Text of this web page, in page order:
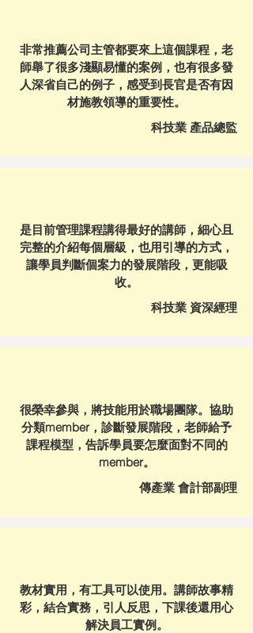
非常推薦公司主管都要來上這個課程，老
師舉了很多淺顯易懂的案例，也有很多發
人深省自己的例子，感受到長官是否有因
材施教領導的重要性。
科技業 產品總監
是目前管理課程講得最好的講師，細心且
完整的介紹每個層級，也用引導的方式，
讓學員判斷個案力的發展階段，更能吸
收。
科技業 資深經理
很榮幸參與，將技能用於職場團隊。協助
分類member，診斷發展階段，老師給予
課程模型，告訴學員要怎麼面對不同的
member。
​傳產業 會計部副理
教材實用，有工具可以使用。講師故事精
彩，結合實務，引人反思，下課後還用心
解決員工實例。